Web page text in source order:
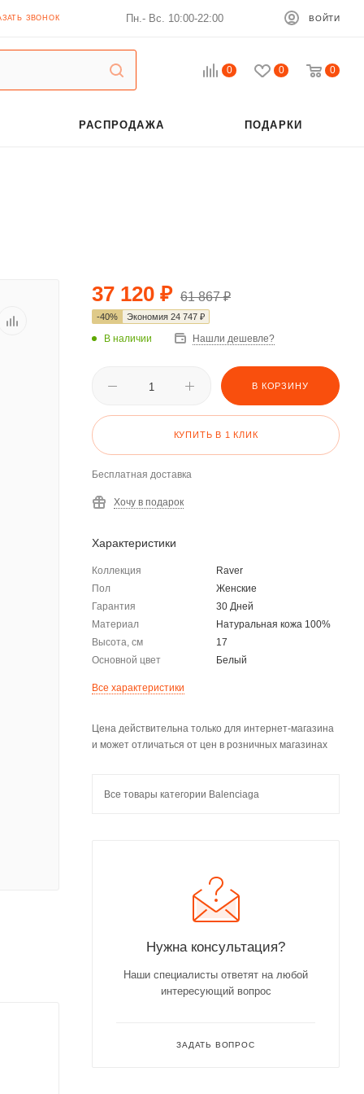
ЗВОНОК Пн.- Вс. 10:00-22:00 ВОЙТИ
0 0 0
РАСПРОДАЖА ПОДАРКИ
37 120 ₽ 61 867₽
-40% Экономия 24 747 ₽
В наличии Нашли дешевле?
В КОРЗИНУ
КУПИТЬ В 1 КЛИК
Бесплатная доставка
Хочу в подарок
Характеристики
Коллекция
Raver
Пол
Женские
Гарантия
30 Дней
Материал
Натуральная кожа 100%
Высота, см
17
Основной цвет
Белый
Все характеристики
Цена действительна только для интернет-магазина
и может отличаться от цен в розничных магазинах
Все товары категории Balenciaga
Нужна консультация?
Наши специалисты ответят на любой
интересующий вопрос
ЗАДАТЬ ВОПРОС